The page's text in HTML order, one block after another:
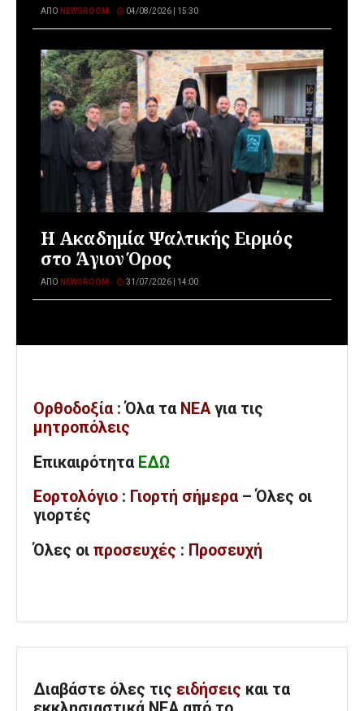
ΑΠΌ NEWSROOM 04/08/2026 | 15:30
Η Ακαδημία Ψαλτικής Ειρμός
στο Άγιον Όρος
ΑΠΌ NEWSROOM 31/07/2026 | 14:00
Ορθοδοξία : Όλα τα ΝΕΑ για τις
μητροπόλεις
Επικαιρότητα ΕΔΩ
Εορτολόγιο : Γιορτή σήμερα – Όλες οι
γιορτές
Όλες οι προσευχές : Προσευχή
Διαβάστε όλες τις ειδήσεις και τα